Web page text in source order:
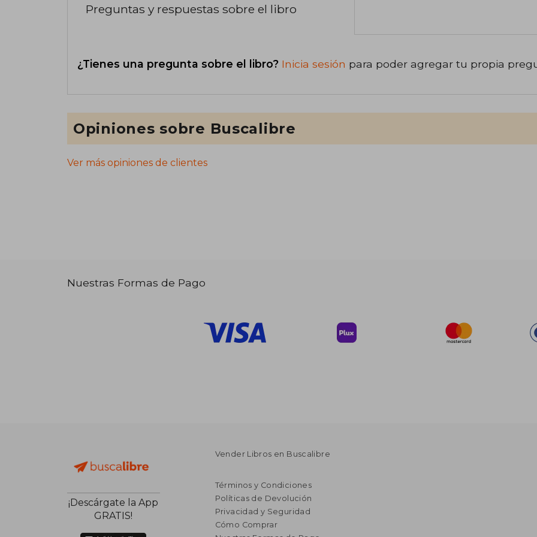
Preguntas y respuestas sobre el libro
¿Tienes una pregunta sobre el libro? Inicia sesión para poder agregar tu propia
Opiniones sobre Buscalibre
Ver más opiniones de clientes
Nuestras Formas de Pago
¡Descárgate la App
GRATIS!
Vender Libros en Buscalibre
Términos y Condiciones
Políticas de Devolución
Privacidad y Seguridad
Cómo Comprar